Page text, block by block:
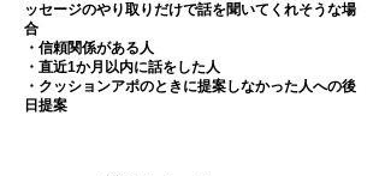
ッセージのやり取りだけで話を聞いてくれそうな場
合
・信頼関係がある人
・直近1か月以内に話をした人
​・クッションアポのときに提案しなかった人への後
日提案